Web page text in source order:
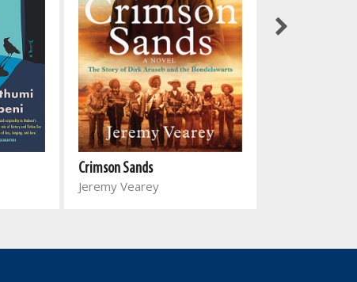
Crimson Sands
Jeremy Vearey